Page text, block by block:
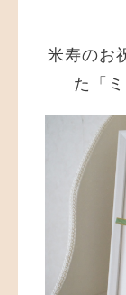
米寿のお
た「